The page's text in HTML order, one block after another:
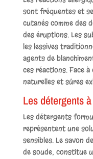
sont fréquentes et
cutanés comme des
des éruptions. Les
les lessives
agents de
ces réactions. Face
naturelles et sûres
Les détergents
Les détergents
représentent une
sensibles. Le savon
de soude, constitue